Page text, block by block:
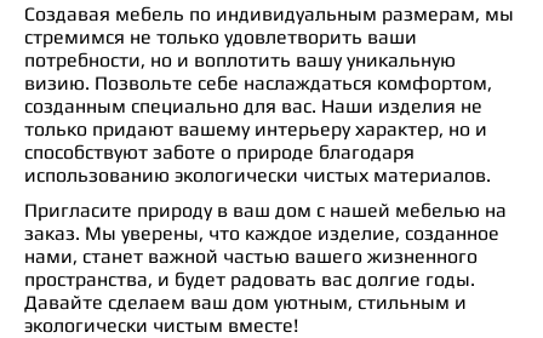
Создавая мебель по индивидуальным размерам, мы
стремимся не только удовлетворить ваши
потребности, но и воплотить вашу уникальную
визию. Позвольте себе наслаждаться комфортом,
созданным специально для вас. Наши изделия не
только придают вашему интерьеру характер, но и
способствуют заботе о природе благодаря
использованию экологически чистых материалов.
Пригласите природу в ваш дом с нашей мебелью на
заказ. Мы уверены, что каждое изделие, созданное
нами, станет важной частью вашего жизненного
пространства, и будет радовать вас долгие годы.
Давайте сделаем ваш дом уютным, стильным и
экологически чистым вместе!